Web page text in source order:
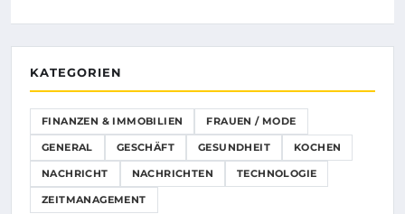
KATEGORIEN
FINANZEN & IMMOBILIEN FRAUEN / MODE
GENERAL GESCHÄFT GESUNDHEIT KOCHEN
NACHRICHT NACHRICHTEN TECHNOLOGIE
ZEITMANAGEMENT